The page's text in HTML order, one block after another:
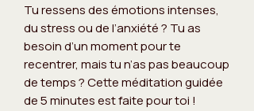
Tu ressens des émotions intenses,
du stress ou de l’anxiété ? Tu as
besoin d’un moment pour te
recentrer, mais tu n’as pas beaucoup
de temps ? Cette méditation guidée
de 5 minutes est faite pour toi !